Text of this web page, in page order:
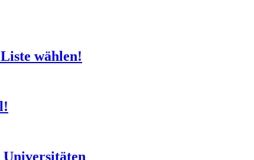
wählen!
Universitäten